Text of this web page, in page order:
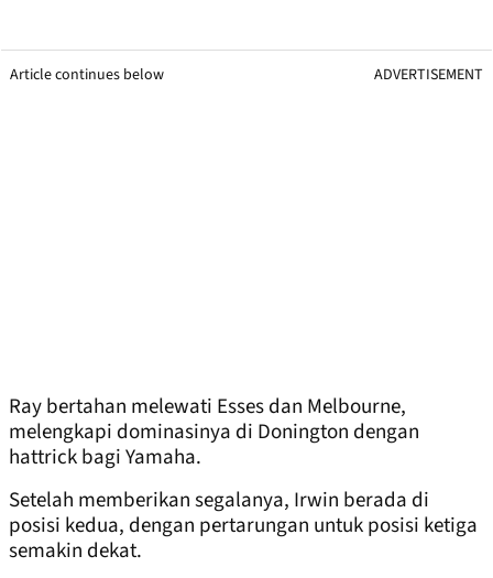
Article continues below ADVERTISEMENT
Ray bertahan melewati Esses dan Melbourne,
melengkapi dominasinya di Donington dengan
hattrick bagi Yamaha.
Setelah memberikan segalanya, Irwin berada di
posisi kedua, dengan pertarungan untuk posisi ketiga
semakin dekat.